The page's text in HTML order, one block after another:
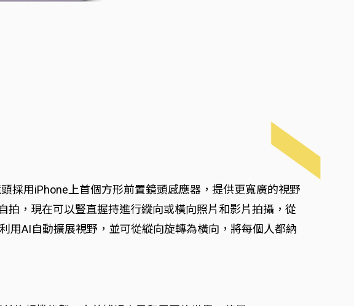
採用iPhone上首個方形前置鏡頭感應器，提供更寬廣的視野
，現在可以豎直握持進行縱向或橫向照片和影片拍攝，從
用AI自動擴展視野，並可從縱向旋轉為橫向，將每個人都納